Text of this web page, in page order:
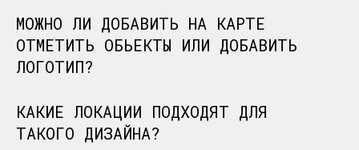
МОЖНО ЛИ ДОБАВИТЬ НА КАРТЕ
ОТМЕТИТЬ ОБЬЕКТЫ ИЛИ ДОБАВИТЬ
ЛОГОТИП?
КАКИЕ ЛОКАЦИИ ПОДХОДЯТ ДЛЯ
ТАКОГО ДИЗАЙНА?